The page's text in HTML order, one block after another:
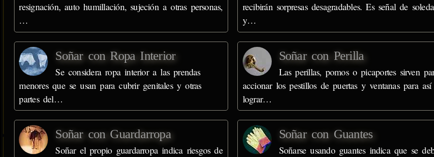
resignación, auto humillación, sujeción a otras personas,
…
recibirán sorpresas desagradables. Es señal de
y…
Soñar con Ropa Interior
Se considera ropa interior a las prendas
menores que se usan para cubrir genitales y otras
partes del…
Soñar con Perilla
Las perillas, pomos o picaportes sirven
accionar los pestillos de puertas y ventanas para así
lograr…
Soñar con Guardarropa
Soñar el propio guardarropa indica riesgos de
Soñar con Guantes
Soñarse usando guantes indica que se